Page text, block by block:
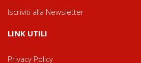
Iscriviti alla Newsletter
LINK UTILI
Privacy Policy